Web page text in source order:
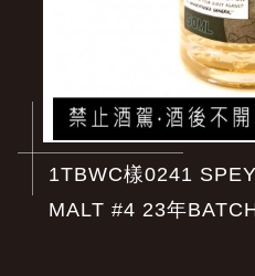
1TBWC樣0241
MALT #4 23年